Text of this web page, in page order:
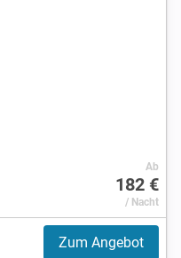
Ab
182 €
/ Nacht
Zum Angebot